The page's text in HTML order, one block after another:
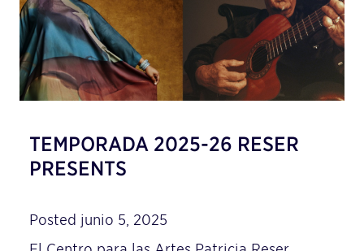
TEMPORADA 2025-26 RESER
PRESENTS
Posted junio 5, 2025